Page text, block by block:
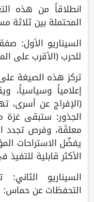
انطلاقاً من هذه
المحتملة بين ثلاثة
السيناريو الأول:
للحرب (الأقرب على
تركز هذه الصيغة
إعلامياً وسياسياً،
(الإفراج عن أسرى،
الجذور: ستبقى غزة
معلقَة، وفرص تجدد
يفضّل الاستراحات
الأكثر قابلية
السيناريو
التحفظات عن حماس: